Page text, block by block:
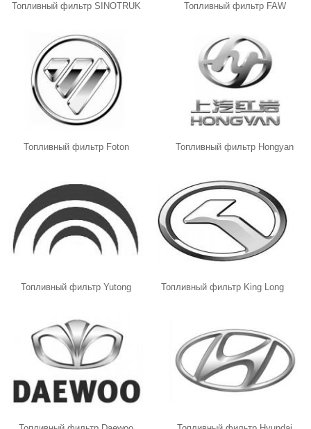
Топливный фильтр SINOTRUK Топливный фильтр FAW
Топливный фильтр Foton Топливный фильтр Hongyan
Топливный фильтр Yutong Топливный фильтр King Long